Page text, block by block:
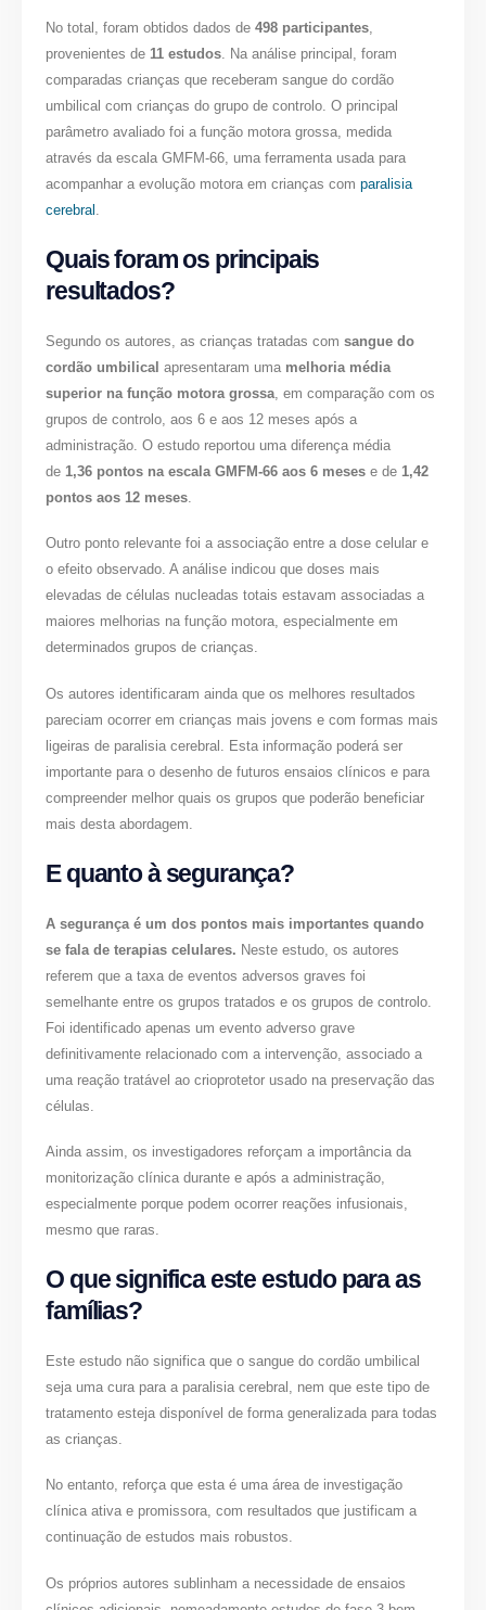
No total, foram obtidos dados de498 participantes,
provenientes de11 estudos. Na análise principal, foram
comparadas crianças que receberam sangue do cordão
umbilical com crianças do grupo de controlo. O principal
parâmetro avaliado foi a função motora grossa, medida
através da escala GMFM-66, uma ferramenta usada para
acompanhar a evolução motora em crianças comparalisia
cerebral .
Quais foram os principais
resultados?
Segundo os autores, as crianças tratadas comsangue do
cordão umbilicalapresentaram uma melhoria média
superior na função motora grossa , em comparação com os
grupos de controlo, aos 6 e aos 12 meses após a
administração. O estudo reportou uma diferença média
de 1,36 pontos na escala GMFM-66 aos 6 meses e de 1,42
pontos aos 12 meses
Outro ponto relevante foi a associação entre a dose celular e
o efeito observado. A análise indicou que doses mais
elevadas de células nucleadas totais estavam associadas a
maiores melhorias na função motora, especialmente em
determinados grupos de crianças.
Os autores identificaram ainda que os melhores resultados
pareciam ocorrer em crianças mais jovens e com formas mais
ligeiras de paralisia cerebral. Esta informação poderá ser
importante para o desenho de futuros ensaios clínicos e para
compreender melhor quais os grupos que poderão beneficiar
mais desta abordagem.
E quanto à segurança?
A segurança é um dos pontos mais importantes quando
se fala de terapias celulares. Neste estudo, os autores
referem que a taxa de eventos adversos graves foi
semelhante entre os grupos tratados e os grupos de controlo.
Foi identificado apenas um evento adverso grave
definitivamente relacionado com a intervenção, associado a
uma reação tratável ao crioprotetor usado na preservação das
células.
Ainda assim, os investigadores reforçam a importância da
monitorização clínica durante e após a administração,
especialmente porque podem ocorrer reações infusionais,
mesmo que raras.
O que significa este estudo para as
famílias?
Este estudo não significa que o sangue do cordão umbilical
seja uma cura para a paralisia cerebral, nem que este tipo de
tratamento esteja disponível de forma generalizada para todas
as crianças.
No entanto, reforça que esta é uma área de investigação
clínica ativa e promissora, com resultados que justificam a
continuação de estudos mais robustos.
Os próprios autores sublinham a necessidade de ensaios